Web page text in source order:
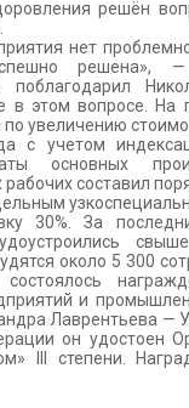
решён
нет
решена», —
поблагодарил
в этом вопросе. На
увеличению
с учетом
основных
составил
30%. За
около 5 300
и
Лаврентьева —
он удостоен
III степени.